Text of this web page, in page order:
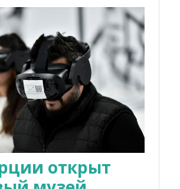
открыт